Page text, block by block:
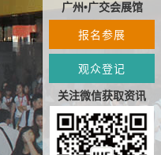
广州•广交会展馆
报名参展
观众登记
关注微信获取资讯